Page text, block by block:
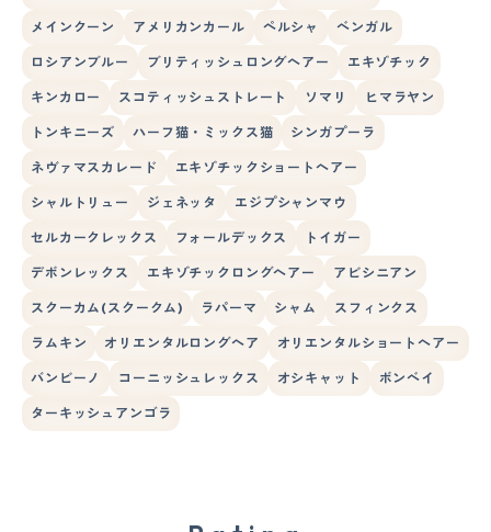
メインクーン アメリカンカール ペルシャ ベンガル
ロシアンブルー ブリティッシュロングヘアー エキゾチック
キンカロー スコティッシュストレート ソマリ ヒマラヤン
トンキニーズ ハーフ猫・ミックス猫 シンガプーラ
ネヴァマスカレード エキゾチックショートヘアー
シャルトリュー ジェネッタ エジプシャンマウ
セルカークレックス フォールデックス トイガー
デボンレックス エキゾチックロングヘアー アビシニアン
スクーカム(スクークム) ラパーマ シャム スフィンクス
ラムキン オリエンタルロングヘア オリエンタルショートヘアー
バンビーノ コーニッシュレックス オシキャット ボンベイ
ターキッシュアンゴラ